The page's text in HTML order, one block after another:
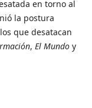
en torno al
la postura
que desatacan
, El Mundoy